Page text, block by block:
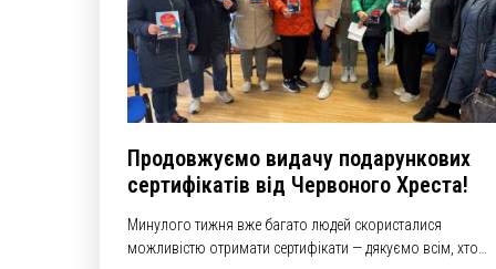
Продовжуємо видачу подарункових
сертифікатів від Червоного Хреста!
Минулого тижня вже багато людей скористалися
можливістю отримати сертифікати — дякуємо всім, хто